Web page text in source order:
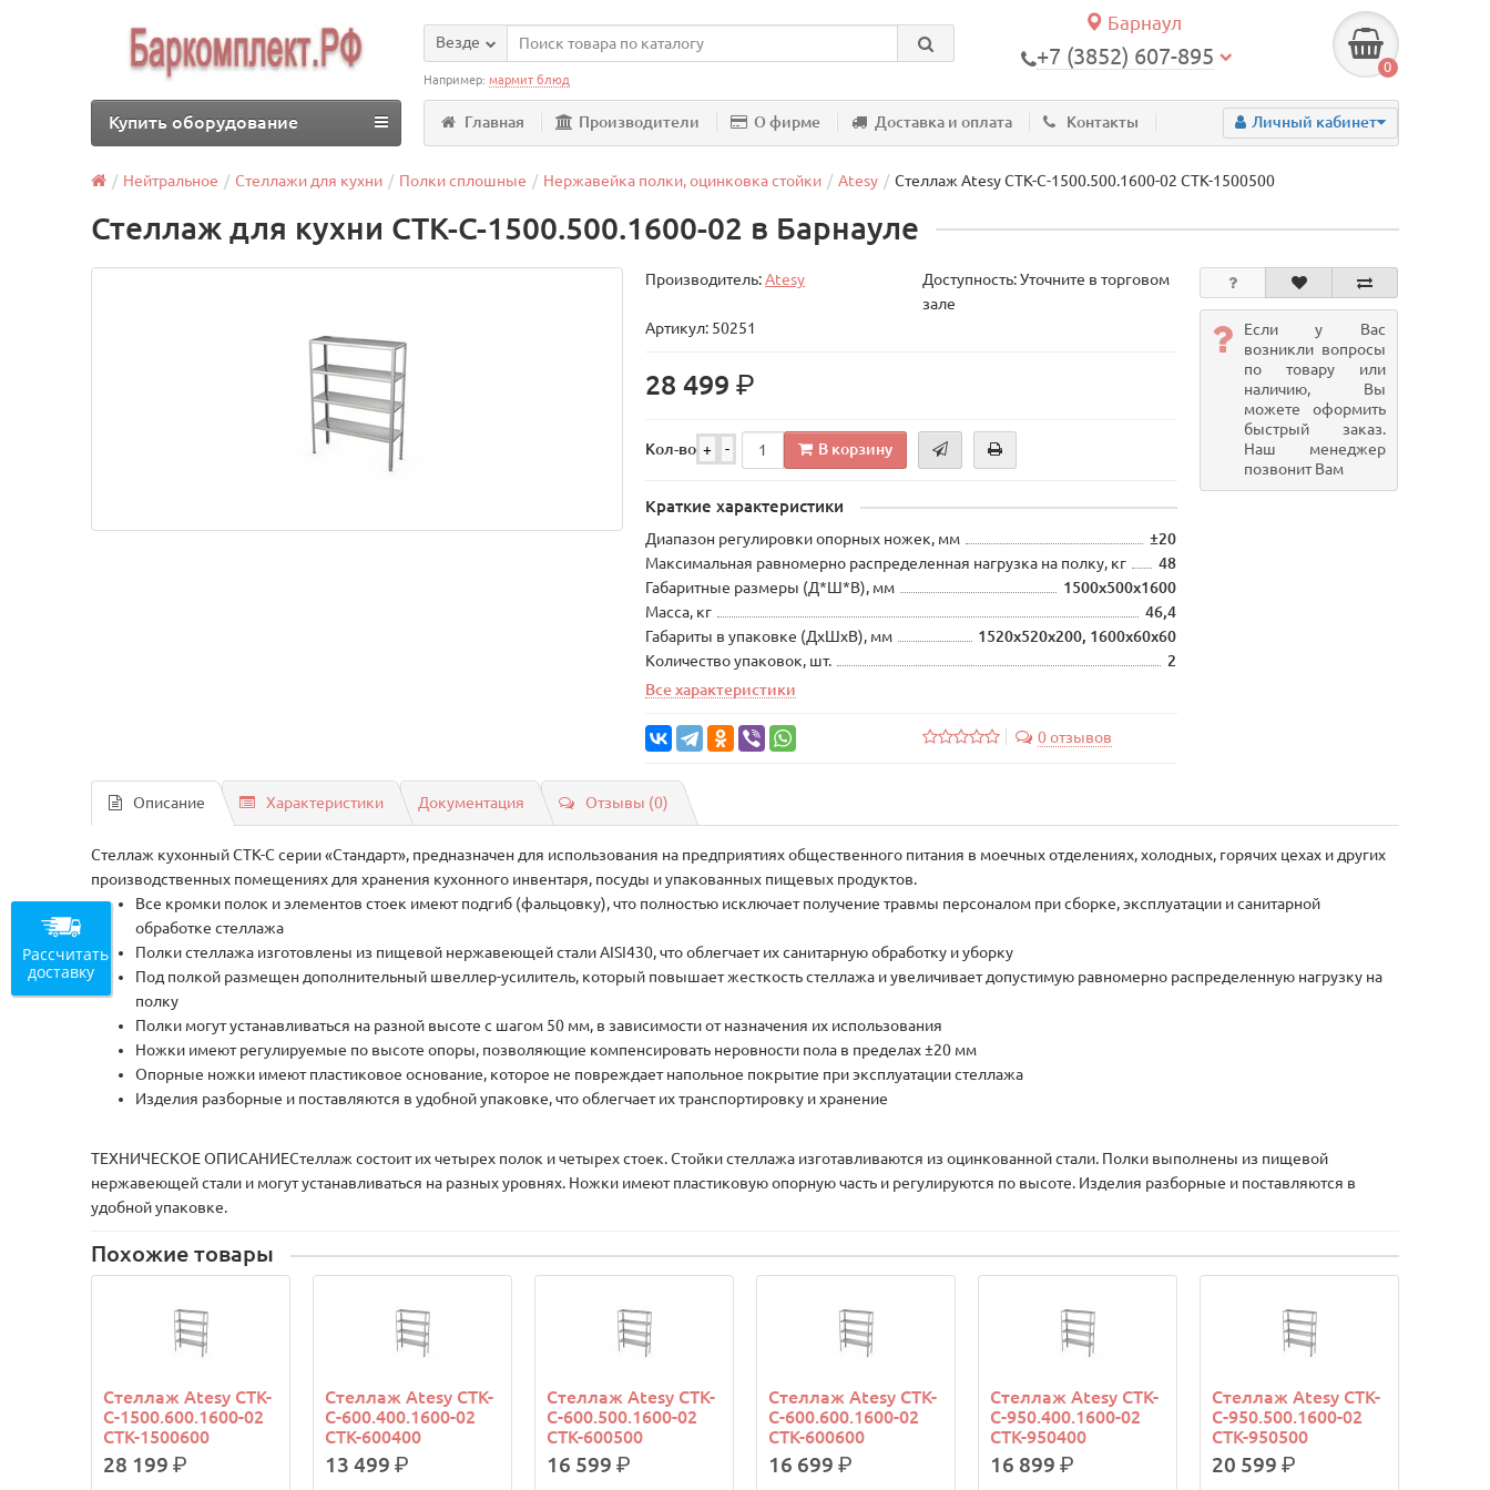
Барнаул
+7 (3852) 607-895 0
Везде
Например:мармит блюд
Главная Производители О фирме Доставка и оплата Контакты Личный кабинет
Купить оборудование
Нейтральное Стеллажи для кухни Полки сплошные Нержавейка полки, оцинковка стойки Atesy Стеллаж Atesy СТК-С-1500.500.1600-02 СТК-1500500
Стеллаж для кухни СТК-С-1500.500.1600-02 в Барнауле
Производитель:Atesy
Доступность: Уточните в торговом
зале
Артикул: 50251
28 499р.
Кол-во + - В корзину
Краткие характеристики
Диапазон регулировки опорных ножек, мм
±20
Максимальная равномерно распределенная нагрузка на полку, кг
48
Габаритные размеры (Д*Ш*В), мм
1500х500х1600
Масса, кг
46,4
Габариты в упаковке (ДхШхВ), мм
1520х520х200, 1600х60х60
Количество упаковок, шт.
2
Все характеристики
0 отзывов
Если у Вас
возникли вопросы
по товару или
наличию, Вы
можете оформить
быстрый заказ.
Наш менеджер
позвонит Вам
Описание Характеристики Документация Отзывы (0)
Стеллаж кухонный СТК-С серии «Стандарт», предназначен для использования на предприятиях общественного питания в моечных отделениях, холодных, горячих цехах и других
производственных помещениях для хранения кухонного инвентаря, посуды и упакованных пищевых продуктов.
Все кромки полок и элементов стоек имеют подгиб (фальцовку), что полностью исключает получение травмы персоналом при сборке, эксплуатации и санитарной
обработке стеллажа
Полки стеллажа изготовлены из пищевой нержавеющей стали AISI430, что облегчает их санитарную обработку и уборку
Под полкой размещен дополнительный швеллер-усилитель, который повышает жесткость стеллажа и увеличивает допустимую равномерно распределенную нагрузку на
полку
Полки могут устанавливаться на разной высоте с шагом 50 мм, в зависимости от назначения их использования
Ножки имеют регулируемые по высоте опоры, позволяющие компенсировать неровности пола в пределах ±20 мм
Опорные ножки имеют пластиковое основание, которое не повреждает напольное покрытие при эксплуатации стеллажа
Изделия разборные и поставляются в удобной упаковке, что облегчает их транспортировку и хранение
ТЕХНИЧЕСКОЕ ОПИСАНИЕСтеллаж состоит их четырех полок и четырех стоек. Стойки стеллажа изготавливаются из оцинкованной стали. Полки выполнены из пищевой
нержавеющей стали и могут устанавливаться на разных уровнях. Ножки имеют пластиковую опорную часть и регулируются по высоте. Изделия разборные и поставляются в
удобной упаковке.
Похожие товары
Стеллаж Atesy СТК-
С-1500.600.1600-02
СТК-1500600
28 199р.
Стеллаж Atesy СТК-
С-600.400.1600-02
СТК-600400
13 499р.
Стеллаж Atesy СТК-
С-600.500.1600-02
СТК-600500
16 599р.
Стеллаж Atesy СТК-
С-600.600.1600-02
СТК-600600
16 699р.
Стеллаж Atesy СТК-
С-950.400.1600-02
СТК-950400
16 899р.
Стеллаж Atesy СТК-
С-950.500.1600-02
СТК-950500
20 599р.
Рассчитать
доставку